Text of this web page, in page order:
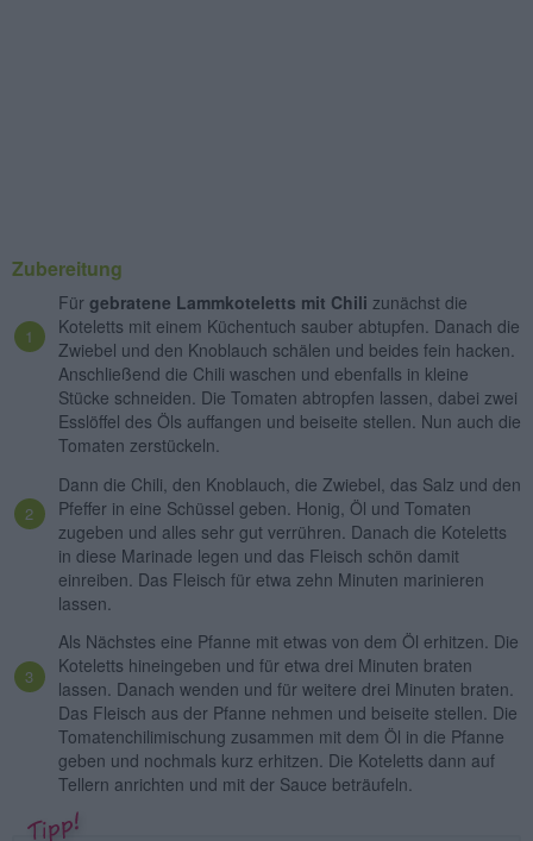
Zubereitung
Für gebratene Lammkoteletts mit Chili zunächst die
Koteletts mit einem Küchentuch sauber abtupfen. Danach die
Zwiebel und den Knoblauch schälen und beides fein hacken.
Anschließend die Chili waschen und ebenfalls in kleine
Stücke schneiden. Die Tomaten abtropfen lassen, dabei zwei
Esslöffel des Öls auffangen und beiseite stellen. Nun auch die
Tomaten zerstückeln.
Dann die Chili, den Knoblauch, die Zwiebel, das Salz und den
Pfeffer in eine Schüssel geben. Honig, Öl und Tomaten
zugeben und alles sehr gut verrühren. Danach die Koteletts
in diese Marinade legen und das Fleisch schön damit
einreiben. Das Fleisch für etwa zehn Minuten marinieren
lassen.
Als Nächstes eine Pfanne mit etwas von dem Öl erhitzen. Die
Koteletts hineingeben und für etwa drei Minuten braten
lassen. Danach wenden und für weitere drei Minuten braten.
Das Fleisch aus der Pfanne nehmen und beiseite stellen. Die
Tomatenchilimischung zusammen mit dem Öl in die Pfanne
geben und nochmals kurz erhitzen. Die Koteletts dann auf
Tellern anrichten und mit der Sauce beträufeln.